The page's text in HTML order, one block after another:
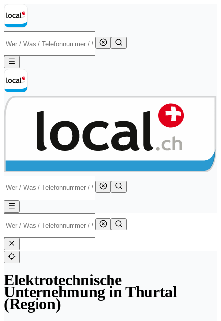
Elektrotechnische
Unternehmung in Thurtal
(Region)